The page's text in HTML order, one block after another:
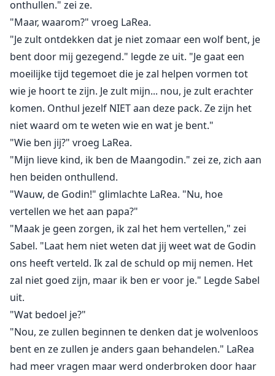
onthullen." zei ze.
"Maar, waarom?" vroeg LaRea.
"Je zult ontdekken dat je niet zomaar een wolf bent, je
bent door mij gezegend." legde ze uit. "Je gaat een
moeilijke tijd tegemoet die je zal helpen vormen tot
wie je hoort te zijn. Je zult mijn... nou, je zult erachter
komen. Onthul jezelf NIET aan deze pack. Ze zijn het
niet waard om te weten wie en wat je bent."
"Wie ben jij?" vroeg LaRea.
"Mijn lieve kind, ik ben de Maangodin." zei ze, zich aan
hen beiden onthullend.
"Wauw, de Godin!" glimlachte LaRea. "Nu, hoe
vertellen we het aan papa?"
"Maak je geen zorgen, ik zal het hem vertellen," zei
Sabel. "Laat hem niet weten dat jij weet wat de Godin
ons heeft verteld. Ik zal de schuld op mij nemen. Het
zal niet goed zijn, maar ik ben er voor je." Legde Sabel
uit.
"Wat bedoel je?"
"Nou, ze zullen beginnen te denken dat je wolvenloos
bent en ze zullen je anders gaan behandelen." LaRea
had meer vragen maar werd onderbroken door haar